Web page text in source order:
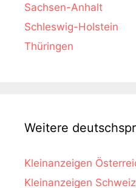
Sachsen-Anhalt
Schleswig-Holstein
Thüringen
Weitere
Kleinanzeigen
Kleinanzeigen Schweiz